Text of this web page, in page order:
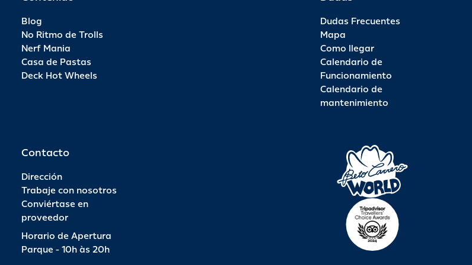
Blog
No Ritmo de Trolls
Nerf Mania
Casa de Pastas
Deck Hot Wheels
Dudas Frecuentes
Mapa
Como llegar
Calendario de
Funcionamiento
Calendario de
mantenimiento
Contacto
Dirección
Trabaje con nosotros
Conviértase en
proveedor
Horario de Apertura
Parque - 10h às 20h